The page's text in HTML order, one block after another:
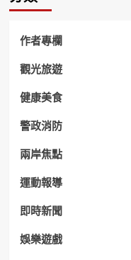
作者專欄
觀光旅遊
健康美食
警政消防
兩岸焦點
運動報導
即時新聞
娛樂遊戲